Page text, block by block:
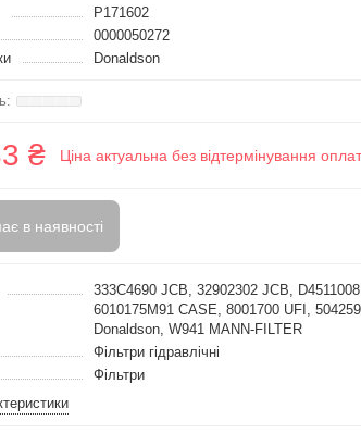
P171602
0000050272
Donaldson
₴ Ціна актуальна без відтермінування
в наявності
333C4690 JCB, 32902302 JCB,
6010175M91 CASE, 8001700 UFI,
Donaldson, W941 MANN-FILTER
Фільтри гідравлічні
Фільтри